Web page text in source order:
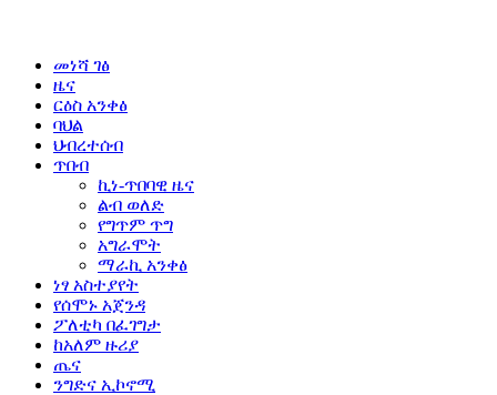
መነሻ ገፅ
ዜና
ርዕስ አንቀፅ
ባህል
ህብረተሰብ
ጥበብ
ኪነ-ጥበባዊ ዜና
ልብ ወለድ
የግጥም ጥግ
አግራሞት
ማራኪ አንቀፅ
ነፃ አስተያየት
የሰሞኑ አጀንዳ
ፖለቲካ በፈገግታ
ከአለም ዙሪያ
ጤና
ንግድና ኢኮኖሚ